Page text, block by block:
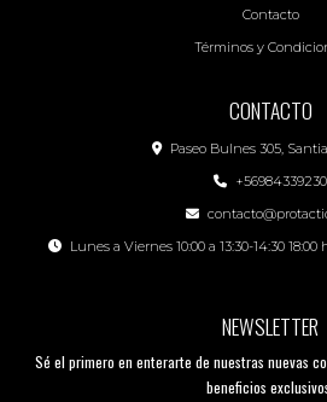
Contacto
Términos y
CONTACTO
Paseo Bulnes 305,
+56984339230
Lunes a Viernes 10:00 a 13:30-14:30 18:00
NEWSLETTER
Sé el primero en enterarte de nuestras nuevas
beneficios